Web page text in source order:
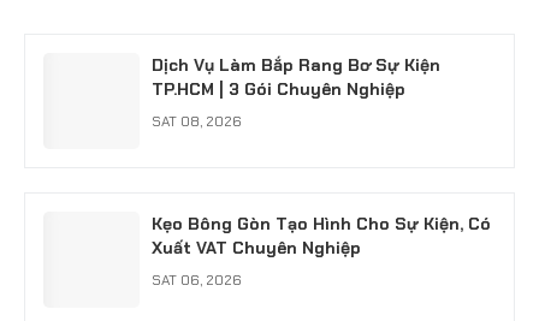
Dịch Vụ Làm Bắp Rang Bơ Sự Kiện
TP.HCM | 3 Gói Chuyên Nghiệp
SAT 08, 2026
Kẹo Bông Gòn Tạo Hình Cho Sự Kiện, Có
Xuất VAT Chuyên Nghiệp
SAT 06, 2026